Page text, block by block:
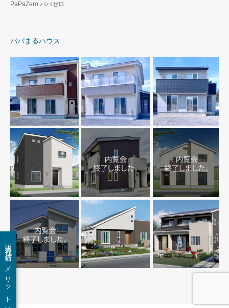
販売代理店のメリットは？
PaPaZero パパゼロ
パパまるハウス